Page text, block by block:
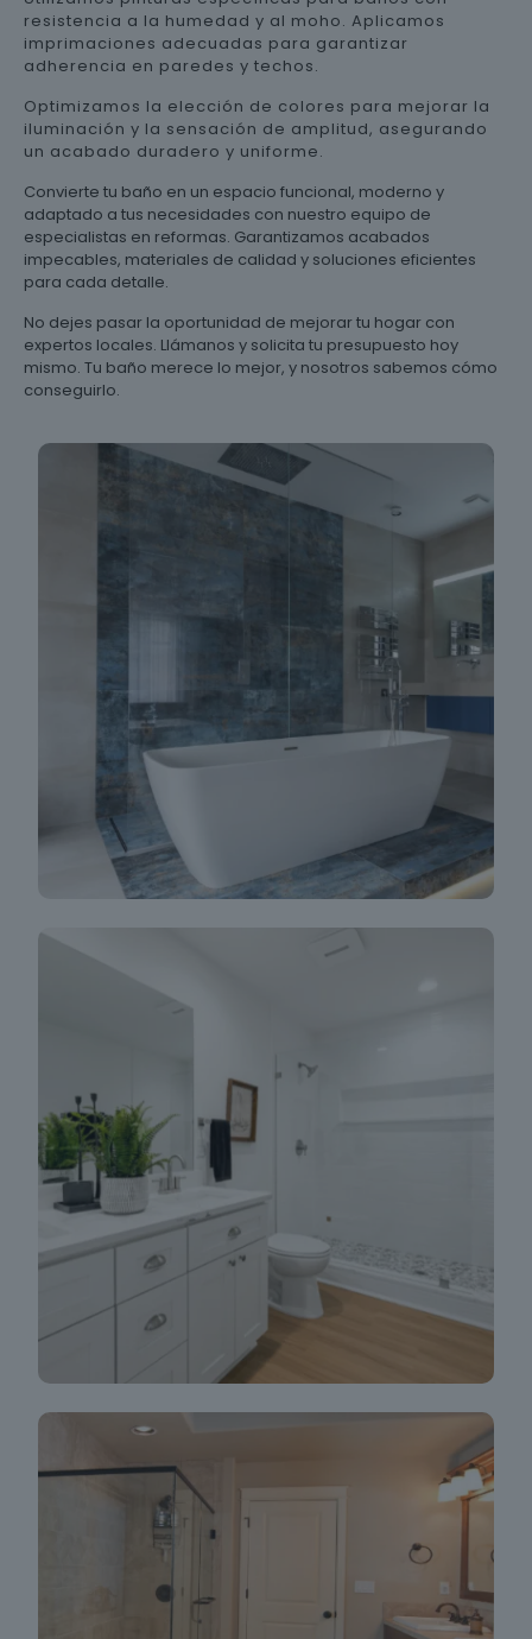
resistencia a la humedad y al moho. Aplicamos
imprimaciones adecuadas para garantizar
adherencia en paredes y techos.
Optimizamos la elección de colores para mejorar la
iluminación y la sensación de amplitud, asegurando
un acabado duradero y uniforme.
Convierte tu baño en un espacio funcional, moderno y
adaptado a tus necesidades con nuestro equipo de
especialistas en reformas. Garantizamos acabados
impecables, materiales de calidad y soluciones eficientes
para cada detalle.
No dejes pasar la oportunidad de mejorar tu hogar con
expertos locales. Llámanos y solicita tu presupuesto hoy
mismo. Tu baño merece lo mejor, y nosotros sabemos cómo
conseguirlo.